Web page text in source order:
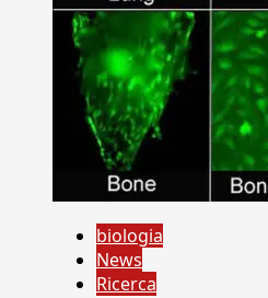
biologia
News
Ricerca